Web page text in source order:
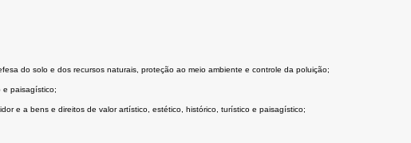
do solo e dos recursos naturais, proteção ao meio ambiente e controle da poluição;
e paisagístico;
e a bens e direitos de valor artístico, estético, histórico, turístico e paisagístico;